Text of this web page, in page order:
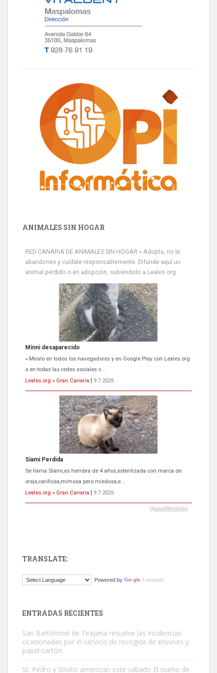
ANIMALES SIN HOGAR
RED CANARIA DE ANIMALES SIN HOGAR » Adopta, no le
abandones y cuídale responsablemente. Difunde aquí un
animal perdido o en adopción, subiéndolo a Leales.org
Siami Perdida
Se llama Siami,es hembra de 4 años,esterilizada con marca de
oreja,cariñosa,mimosa pero miedosa,e...
Leales.org » Gran Canaria
9.7.2025
ADOPCIÓN URGENTE GATA TEROR GRAN CANARIA
El ayuntamiento se va a llevar a Los Gatos callejeros de la zona los
próximos días, ella incluida...
Leales.org » Gran Canaria
9.7.2025
Este gato macho ha aparecido en la calle hace menos de un mes,
TRANSLATE:
Powered by Translate
ENTRADAS RECIENTES
San Bartolomé de Tirajana resuelve las incidencias
ocasionadas por el servicio de recogida de envases y
papel-cartón
St. Pedro y Siroko amenizan este sábado El sueño de